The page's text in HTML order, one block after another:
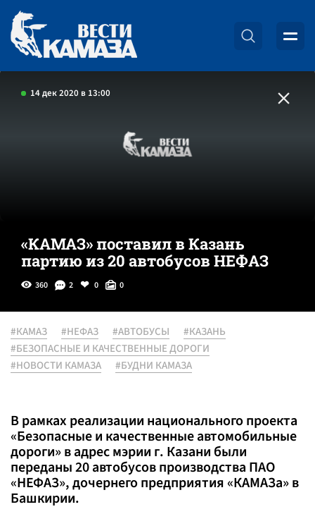
14 дек 2020 в 13:00
«КАМАЗ» поставил в Казань
партию из 20 автобусов НЕФАЗ
360 2 0 0
#КАМАЗ #НЕФАЗ #АВТОБУСЫ
#КАЗАНЬ
#БЕЗОПАСНЫЕ И КАЧЕСТВЕННЫЕ ДОРОГИ
#НОВОСТИ КАМАЗА
#БУДНИ КАМАЗА
В рамках реализации национального проекта
«Безопасные и качественные автомобильные
дороги» в адрес мэрии г. Казани были
переданы 20 автобусов производства ПАО
«НЕФАЗ», дочернего предприятия «КАМАЗа» в
Башкирии.